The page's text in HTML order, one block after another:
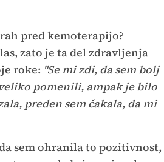
pred kemoterapijo?
zato je ta del zdravljenja
roke: "Se mi zdi, da sem bolj
pomenili, ampak je bilo
preden sem čakala, da mi
sem ohranila to pozitivnost,